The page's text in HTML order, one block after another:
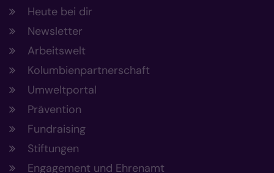
Heute bei dir
Newsletter
Arbeitswelt
Kolumbienpartnerschaft
Umweltportal
Prävention
Fundraising
Stiftungen
Engagement und Ehrenamt